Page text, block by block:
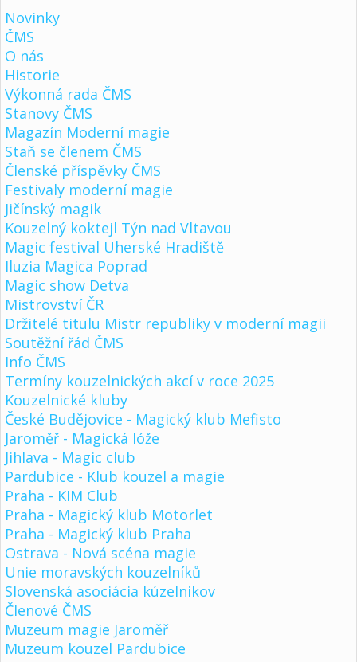
Novinky
ČMS
O nás
Historie
Výkonná rada ČMS
Stanovy ČMS
Magazín Moderní magie
Staň se členem ČMS
Členské příspěvky ČMS
Festivaly moderní magie
Jičínský magik
Kouzelný koktejl Týn nad Vltavou
Magic festival Uherské Hradiště
Iluzia Magica Poprad
Magic show Detva
Mistrovství ČR
Držitelé titulu Mistr republiky v moderní magii
Soutěžní řád ČMS
Info ČMS
Termíny kouzelnických akcí v roce 2025
Kouzelnické kluby
České Budějovice - Magický klub Mefisto
Jaroměř - Magická lóže
Jihlava - Magic club
Pardubice - Klub kouzel a magie
Praha - KIM Club
Praha - Magický klub Motorlet
Praha - Magický klub Praha
Ostrava - Nová scéna magie
Unie moravských kouzelníků
Slovenská asociácia kúzelnikov
Členové ČMS
Muzeum magie Jaroměř
Muzeum kouzel Pardubice